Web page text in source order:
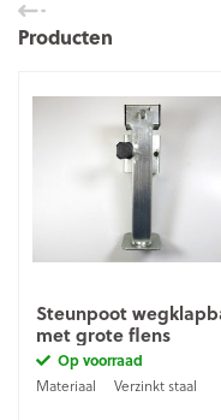
Producten
Steunpoot
met grote flens
Op voorraad
Materiaal
Verzinkt staal